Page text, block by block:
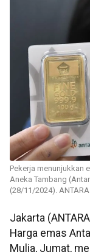
Pekerja menunjukkan
Aneka Tambang
(28/11/2024).
Jakarta
Harga emas
Mulia, Jumat,